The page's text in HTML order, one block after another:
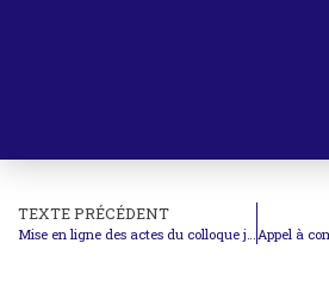
TEXTE PRÉCÉDENT
Mise en ligne des actes du colloque jeunes chercheurs de Regensburg